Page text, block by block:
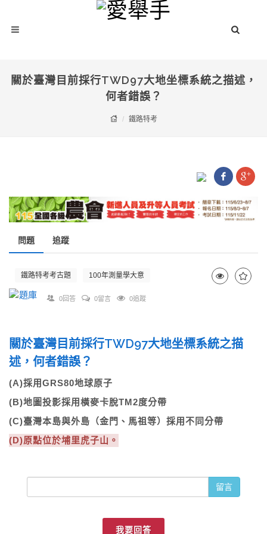
關於臺灣目前採行TWD97大地坐標系統之描述，
何者錯誤？
鐵路特考
問題 追蹤
鐵路特考考古題 100年測量學大意
0回答 0留言 0追蹤
關於臺灣目前採行TWD97大地坐標系統之描
述，何者錯誤？
(A)採用GRS80地球原子
(B)地圖投影採用橫麥卡脫TM2度分帶
(C)臺灣本島與外島（金門、馬祖等）採用不同分帶
(D)原點位於埔里虎子山。
留言
我要回答